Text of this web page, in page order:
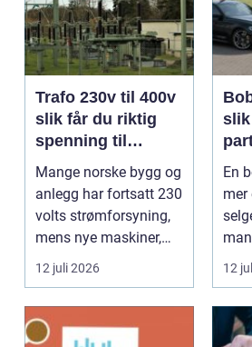
Trafo 230v til 400v
slik får du riktig
spenning til
moderne utstyr
Mange norske bygg og
anlegg har fortsatt 230
volts strømforsyning,
mens nye maskiner,
pumper, kompre...
12 juli 2026
En
mer
en
12